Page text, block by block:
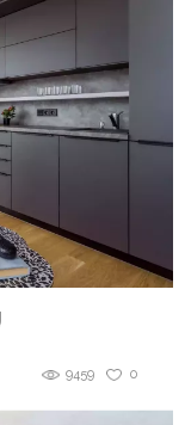
0
9459